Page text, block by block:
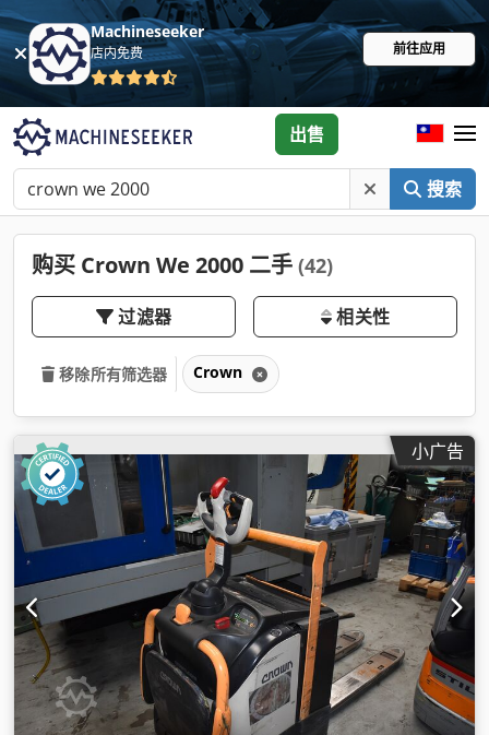
Machineseeker
店内免费 前往应用
搜索
出售
购买 Crown We 2000 二手 (42)
过滤器 相关性
移除所有筛选器 Crown
小广告